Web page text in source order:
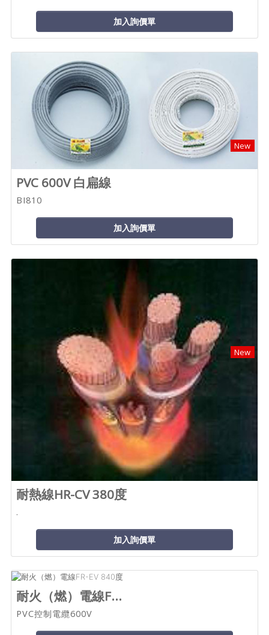
加入詢價單
New
PVC 600V 白扁線
BI810
加入詢價單
New
耐熱線HR-CV 380度
.
加入詢價單
耐火（燃）電線F...
PVC控制電纜600V